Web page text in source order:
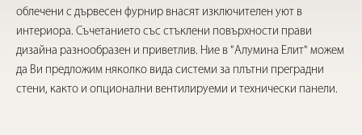
облечени с дървесен фурнир внасят изключителен уют в
интериора. Съчетанието със стъклени повърхности прави
дизайна разнообразен и приветлив. Ние в "Алумина Елит" можем
да Ви предложим няколко вида системи за плътни преградни
стени, както и опционални вентилируеми и технически панели.